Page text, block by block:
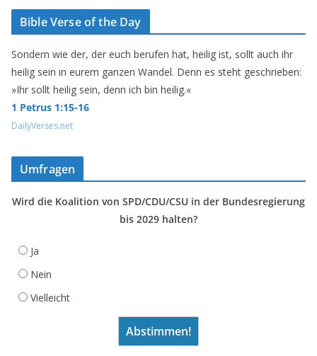
Bible Verse of the Day
Sondern wie der, der euch berufen hat, heilig ist, sollt auch ihr
heilig sein in eurem ganzen Wandel. Denn es steht geschrieben:
»Ihr sollt heilig sein, denn ich bin heilig.«
1 Petrus 1:15-16
DailyVerses.net
Umfragen
Wird die Koalition von SPD/CDU/CSU in der Bundesregierung
bis 2029 halten?
Ja
Nein
Vielleicht